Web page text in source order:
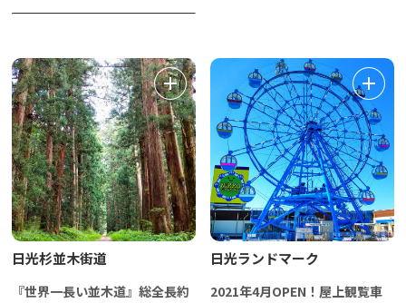
日光杉並木街道
『世界一長い並木道』総全長約
日光ランドマーク
2021年4月OPEN！屋上観覧車